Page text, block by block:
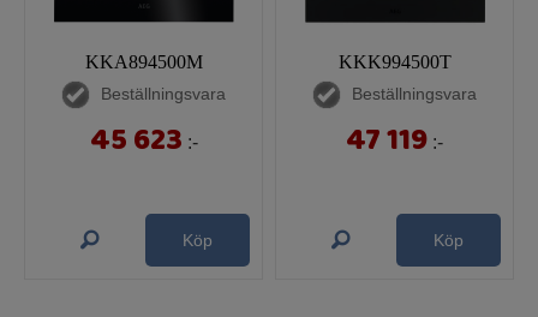
KKA894500M
Beställningsvara
45 623 :-
Köp
KKK994500T
Beställningsvara
47 119 :-
Köp